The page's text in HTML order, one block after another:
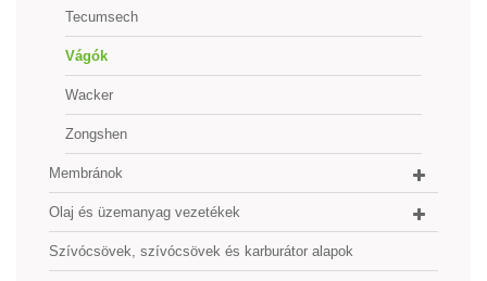
Tecumsech
Vágók
Wacker
Zongshen
Membránok
Olaj és üzemanyag vezetékek
Szívócsövek, szívócsövek és karburátor alapok